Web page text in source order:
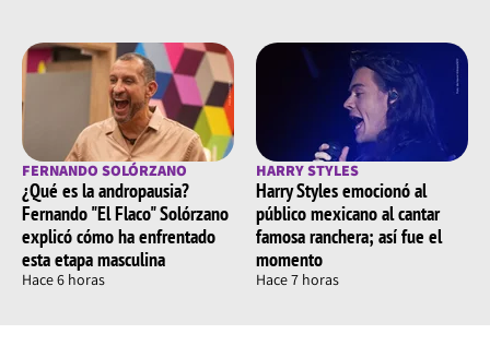
FERNANDO SOLÓRZANO
¿Qué es la andropausia?
Fernando "El Flaco" Solórzano
explicó cómo ha enfrentado
esta etapa masculina
Hace 6 horas
HARRY STYLES
Harry Styles emocionó al
público mexicano al cantar
famosa ranchera; así fue el
momento
Hace 7 horas